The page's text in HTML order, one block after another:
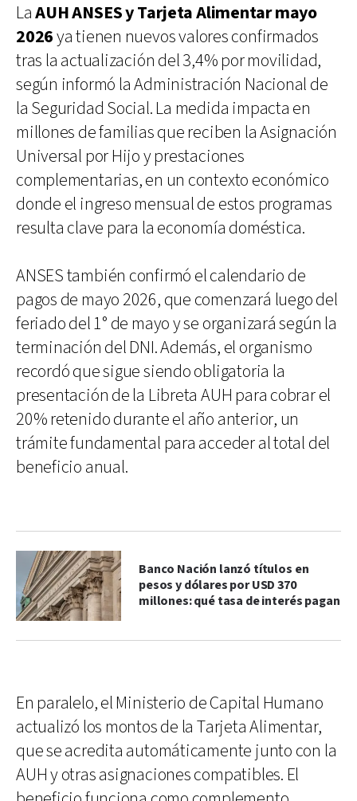
LaAUH ANSES y Tarjeta Alimentar mayo
2026ya tienen nuevos valores confirmados
tras la actualización del 3,4% por movilidad,
según informó la Administración Nacional de
la Seguridad Social. La medida impacta en
millones de familias que reciben la Asignación
Universal por Hijo y prestaciones
complementarias, en un contexto económico
donde el ingreso mensual de estos programas
resulta clave para la economía doméstica.
ANSES también confirmó el calendario de
pagos de mayo 2026, que comenzará luego del
feriado del 1° de mayo y se organizará según la
terminación del DNI. Además, el organismo
recordó que sigue siendo obligatoria la
presentación de la Libreta AUH para cobrar el
20% retenido durante el año anterior, un
trámite fundamental para acceder al total del
beneficio anual.
Banco Nación lanzó títulos en
pesos y dólares por USD 370
millones: qué tasa de interés pagan
En paralelo, el Ministerio de Capital Humano
actualizó los montos de la Tarjeta Alimentar,
que se acredita automáticamente junto con la
AUH y otras asignaciones compatibles. El